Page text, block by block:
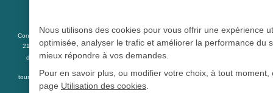
Conformément aux articles L 5213-3 du code de la santé publique et à l’arrêté du
21 décembre 2012 fixant la liste des dispositifs médicaux qui peuvent faire l’objet
d’une publicité auprès du public, et à l'articleR 5213-1
tous les dispositifs médicaux présents sur ce site peuvent faire l'objet d'une publicité
destinée au public.
Nous utilisons des cookies pour vous offrir une expérience
optimisée, analyser le trafic et améliorer la performance du
mieux répondre à vos demandes.
Pour en savoir plus, ou modifier votre choix, à tout moment,
page Utilisation des cookies